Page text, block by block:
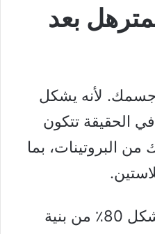
بعد
جسمك. لأنه يشكل
في الحقيقة تتكون
البروتينات، بما
يوفر الكولاجين، الذي يشكل 80٪ من بنية